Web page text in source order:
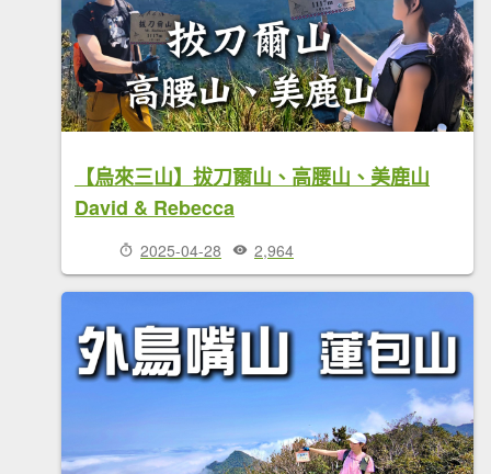
【烏來三山】拔刀爾山、高腰山、美鹿山
David & Rebecca
2025-04-28 2,964